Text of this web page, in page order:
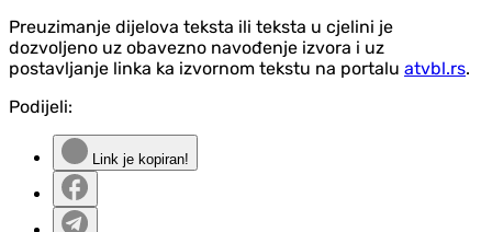
Preuzimanje dijelova teksta ili teksta u cjelini je
dozvoljeno uz obavezno navođenje izvora i uz
postavljanje linka ka izvornom tekstu na portalu atvbl.rs.
Podijeli:
Link je kopiran!